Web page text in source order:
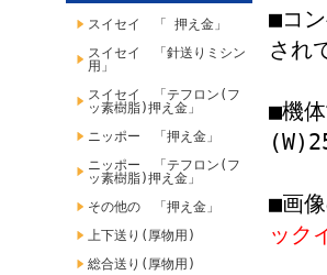
スイセイ 「 押え金」
スイセイ 「針送りミシン
用」
スイセイ 「テフロン(フ
ッ素樹脂)押え金」
ニッポー 「押え金」
ニッポー 「テフロン(フ
ッ素樹脂)押え金」
その他の 「押え金」
上下送り(厚物用)
総合送り(厚物用)
■コ
され
■機
■画
ック